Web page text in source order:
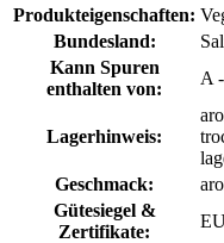
Produkteigenschaften:
Bundesland:
Kann Spuren
enthalten von:
A
Lagerhinweis:
Geschmack:
Gütesiegel &
Zertifikate: